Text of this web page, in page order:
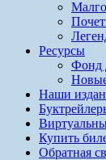
Ресурсы
Фонд
Наши
Купить
Обратная